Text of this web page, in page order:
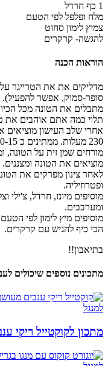
1 כף חרדל
מלח ופלפל לפי הטעם
צמיץ לימון סחוט
להגשה- קרקרים
הוראות הכנה
סופר-סמוק, אפשר להפעיל).
תלוי כמה אתם אוהבים את
אחרי שלב העישון מוציאים
230 מעלות. ממתינים כ 10-15 דקות עד שהחום יעלה.
מורחים שמן זית על הטונה, ומחזירים
מוציאים את הטונה ומצננים.
לאחר צינון מפרקים את
ופטרוזיליה.
מוסיפים מיונז, חרדל, צ'ילי
ומערבבים.
מוסיפים מיץ לימון לפי
הכי כיף להגיש עם קרקרים.
בתיאבון!!
מתכונים נוספים שיכולים
מתכון לקוקטייל ריקי